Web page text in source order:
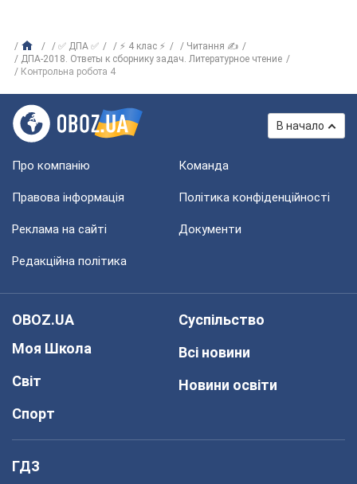
✅ ДПА ✅ ⚡ 4 клас ⚡
Читання ✍
ДПА-2018. Ответы к сборнику задач. Литературное чтение
Контрольна робота 4
В начало
Про компанію Команда
Правова інформація Політика конфіденційності
Реклама на сайті Документи
Редакційна політика
OBOZ.UA
Моя Школа
Світ
Спорт
Суспільство
Всі новини
Новини освіти
ГДЗ